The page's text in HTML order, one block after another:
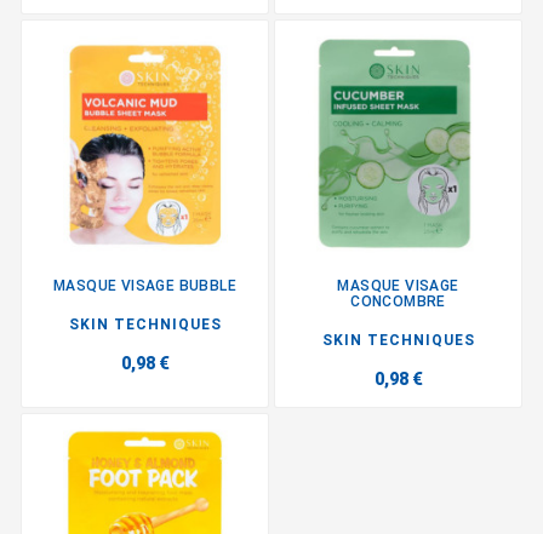
MASQUE VISAGE BUBBLE
SKIN TECHNIQUES
0,98 €
MASQUE VISAGE
CONCOMBRE
SKIN TECHNIQUES
0,98 €